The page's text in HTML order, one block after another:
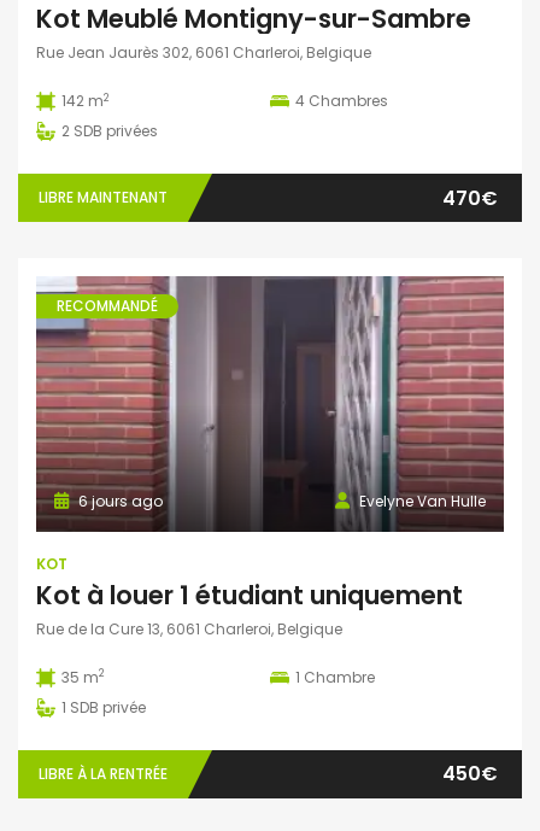
Kot Meublé Montigny-sur-Sambre
Rue Jean Jaurès 302, 6061 Charleroi, Belgique
142 m2 4 Chambres
2 SDB privées
LIBRE MAINTENANT 470€
RECOMMANDÉ
Evelyne Van Hulle
6 jours ago
KOT
Kot à louer 1 étudiant uniquement
Rue de la Cure 13, 6061 Charleroi, Belgique
35 m2 1 Chambre
1 SDB privée
LIBRE À LA RENTRÉE 450€